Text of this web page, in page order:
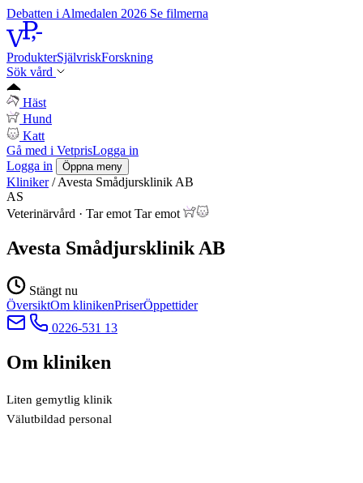
Debatten i Almedalen 2026 Se filmerna
ProdukterSjälvriskForskning
Sök vård
Häst
Hund
Katt
Gå med i VetprisLogga in
Logga in
Öppna meny
Kliniker / Avesta Smådjursklinik AB
AS
Veterinärvård · Tar emot Tar emot
Avesta Smådjursklinik AB
Stängt nu
ÖversiktOm klinikenPriserÖppettider
0226-531 13
Om kliniken
Liten gemytlig klinik
Välutbildad personal